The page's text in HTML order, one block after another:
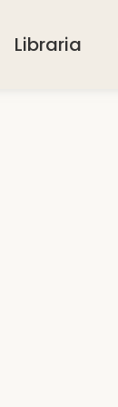
Libraria